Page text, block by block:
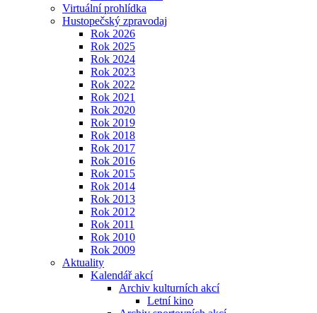
Virtuální prohlídka
Hustopečský zpravodaj
Rok 2026
Rok 2025
Rok 2024
Rok 2023
Rok 2022
Rok 2021
Rok 2020
Rok 2019
Rok 2018
Rok 2017
Rok 2016
Rok 2015
Rok 2014
Rok 2013
Rok 2012
Rok 2011
Rok 2010
Rok 2009
Aktuality
Kalendář akcí
Archiv kulturních akcí
Letní kino